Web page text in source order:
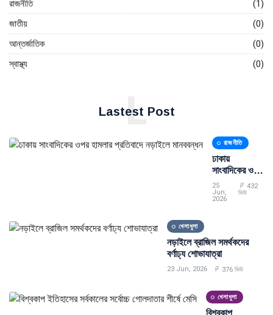
রাজনীতি
(1)
জাতীয়
(0)
আন্তর্জাতিক
(0)
স্বাস্থ্য
(0)
Lastest Post
L
রাজনীতি
ঢাকায়
সাংবাদিকের ওপর
হামলার প্রতিবাদে
নড়াইলে
25
Jun,
2026
432
ভিউ
খেলাধুলা
নড়াইলে ব্রাজিল সমর্থকদের
বর্ণাঢ্য শোভাযাত্রা
23 Jun, 2026 376 ভিউ
খেলাধুলা
বিশ্বকাপ